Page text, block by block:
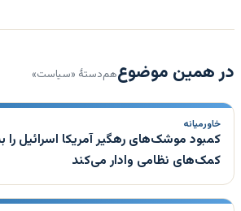
در همین موضوعهم‌دستهٔ «سیاست»
خاورمیانه
کمبود موشک‌های رهگیر آمریکا اسرائیل را
کمک‌های نظامی وادار می‌کند